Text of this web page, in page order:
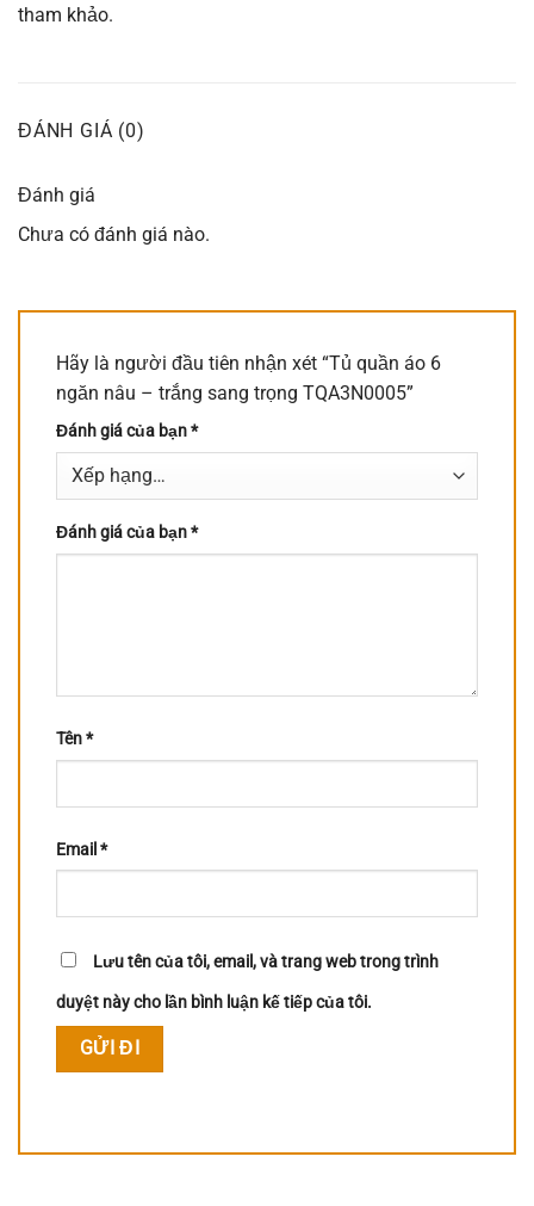
tham khảo.
ĐÁNH GIÁ (0)
Đánh giá
Chưa có đánh giá nào.
Hãy là người đầu tiên nhận xét “Tủ quần áo 6
ngăn nâu – trắng sang trọng TQA3N0005”
Đánh giá của bạn*
Đánh giá của bạn*
Tên*
Email *
Lưu tên của tôi, email, và trang web trong trình
duyệt này cho lần bình luận kế tiếp của tôi.